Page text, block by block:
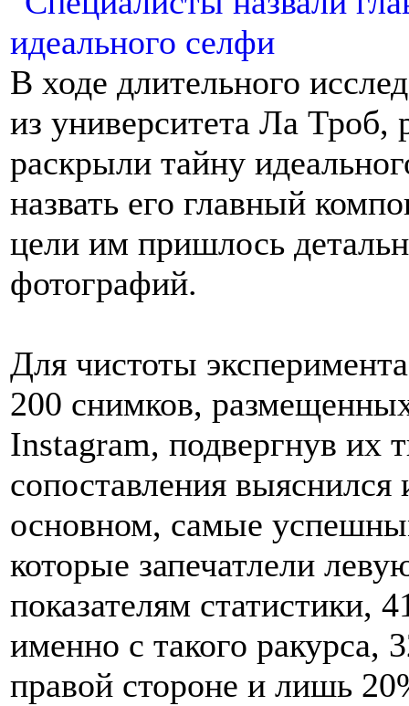
В ходе длительного
из университета Ла
раскрыли тайну
назвать его главный
цели им пришлось
фотографий.
Для чистоты
200 снимков,
Instagram, подвергнув их
сопоставления
основном, самые
которые запечатлели
показателям статистики,
именно с такого ракурса,
правой стороне и лишь